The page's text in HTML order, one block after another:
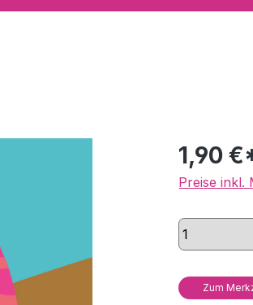
1,90
Preise inkl.
Zum